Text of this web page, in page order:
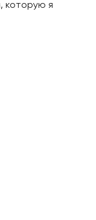
которую я